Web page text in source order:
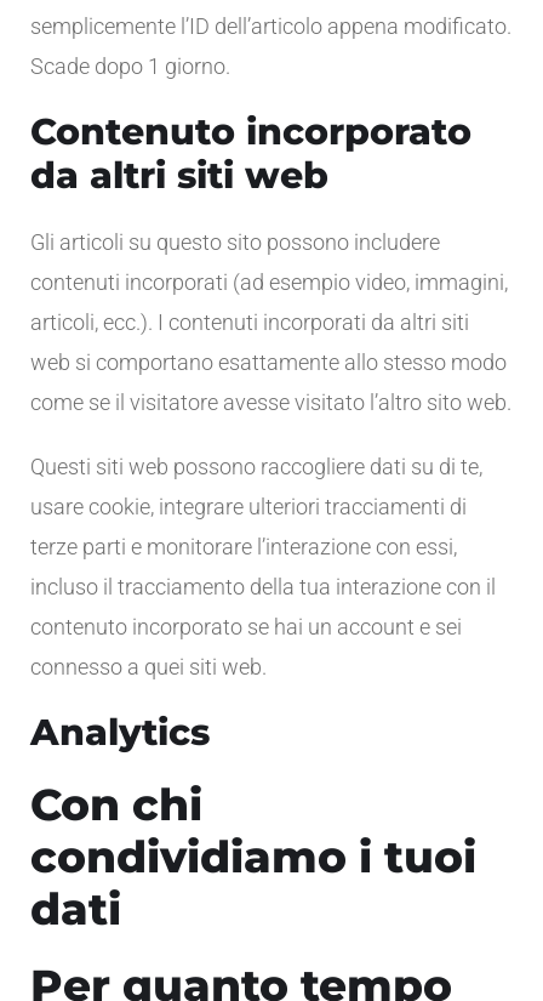
semplicemente l’ID dell’articolo appena modificato.
Scade dopo 1 giorno.
Contenuto incorporato
da altri siti web
Gli articoli su questo sito possono includere
contenuti incorporati (ad esempio video, immagini,
articoli, ecc.). I contenuti incorporati da altri siti
web si comportano esattamente allo stesso modo
come se il visitatore avesse visitato l’altro sito web.
Questi siti web possono raccogliere dati su di te,
usare cookie, integrare ulteriori tracciamenti di
terze parti e monitorare l’interazione con essi,
incluso il tracciamento della tua interazione con il
contenuto incorporato se hai un account e sei
connesso a quei siti web.
Analytics
Con chi
condividiamo i tuoi
dati
Per quanto tempo